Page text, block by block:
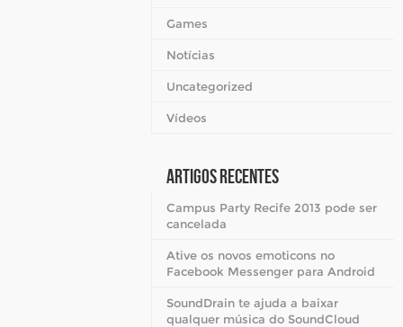
Games
Notícias
Uncategorized
Vídeos
Artigos Recentes
Campus Party Recife 2013 pode ser
cancelada
Ative os novos emoticons no
Facebook Messenger para Android
SoundDrain te ajuda a baixar
qualquer música do SoundCloud